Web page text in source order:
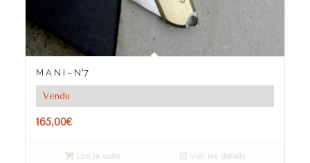
M A N I – N°7
Vendu
165,00€
Lire la suite Voir les détails